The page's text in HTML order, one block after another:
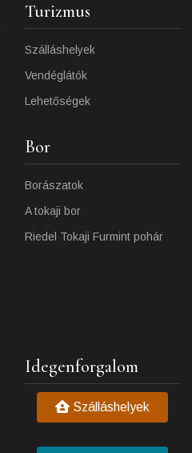
Turizmus
Szálláshelyek
Vendéglátók
Lehetőségek
Bor
Borászatok
A tokaji bor
Riedel Tokaji Furmint pohár
Idegenforgalom
Szálláshelyek